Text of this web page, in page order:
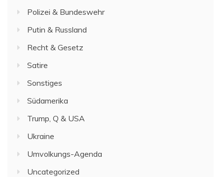
Polizei & Bundeswehr
Putin & Russland
Recht & Gesetz
Satire
Sonstiges
Südamerika
Trump, Q & USA
Ukraine
Umvolkungs-Agenda
Uncategorized